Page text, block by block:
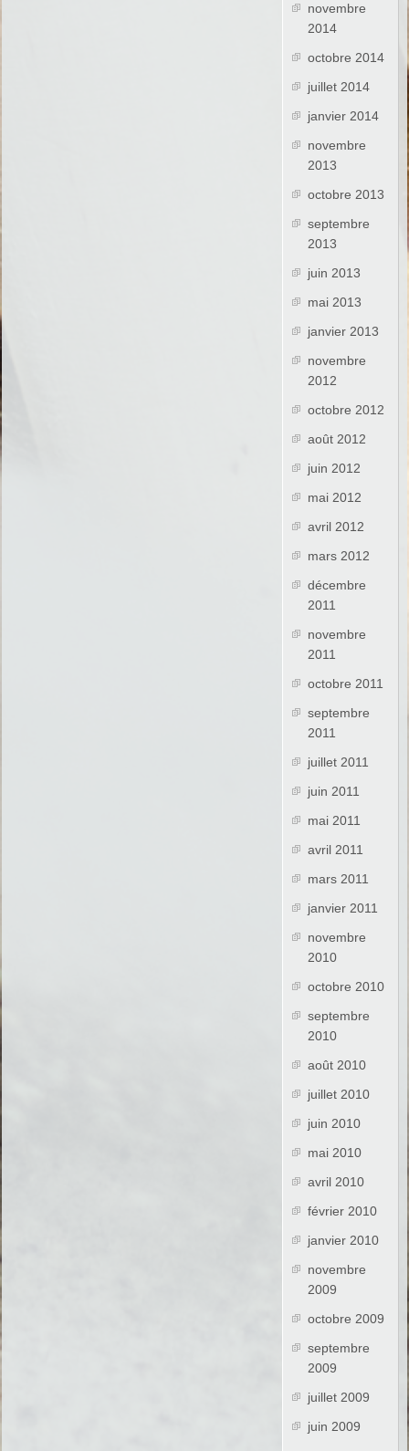
novembre
2014
octobre 2014
juillet 2014
janvier 2014
novembre
2013
octobre 2013
septembre
2013
juin 2013
mai 2013
janvier 2013
novembre
2012
octobre 2012
août 2012
juin 2012
mai 2012
avril 2012
mars 2012
décembre
2011
novembre
2011
octobre 2011
septembre
2011
juillet 2011
juin 2011
mai 2011
avril 2011
mars 2011
janvier 2011
novembre
2010
octobre 2010
septembre
2010
août 2010
juillet 2010
juin 2010
mai 2010
avril 2010
février 2010
janvier 2010
novembre
2009
octobre 2009
septembre
2009
juillet 2009
juin 2009